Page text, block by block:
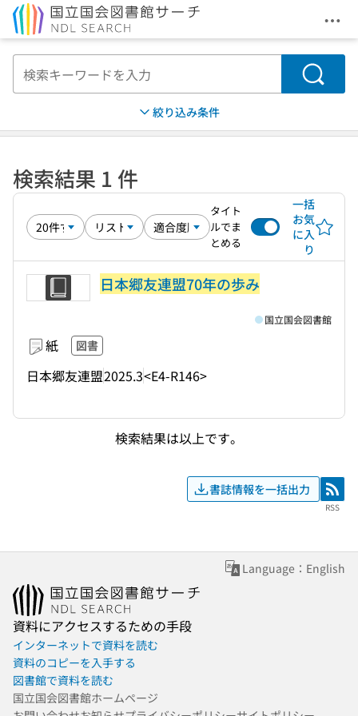
メ
検索
絞り込み条件
検索結果 1 件
タイト
ルでま
とめる
一括
お気
に入
り
日本郷友連盟70年の歩み
紙 図書
日本郷友連盟2025.3<E4-R146>
国立国会図書館
検索結果は以上です。
書誌情報を一括出力 RSS
RSS
Language：English
資料にアクセスするための手段
インターネットで資料を読む
資料のコピーを入手する
図書館で資料を読む
国立国会図書館ホームページ